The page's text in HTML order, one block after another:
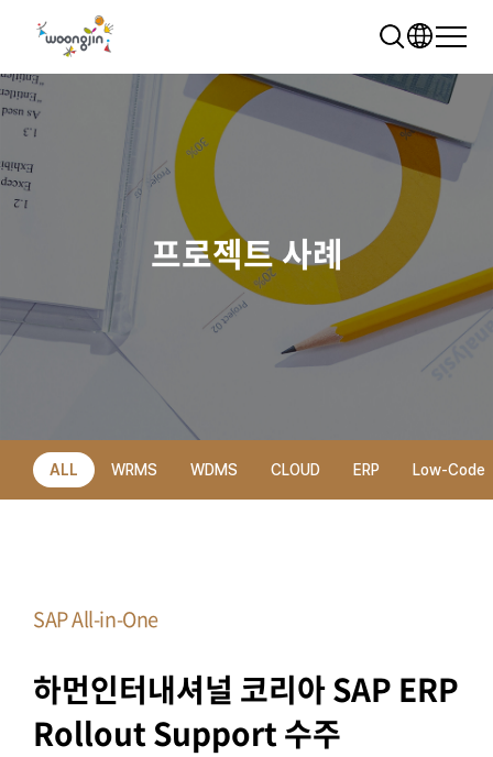
추천 검색어
WDMS
모빌리티 클라우드
프로젝트 사례
ALL WRMS WDMS CLOUD ERP Low-Code
SAP All-in-One
하먼인터내셔널 코리아 SAP ERP
Rollout Support 수주